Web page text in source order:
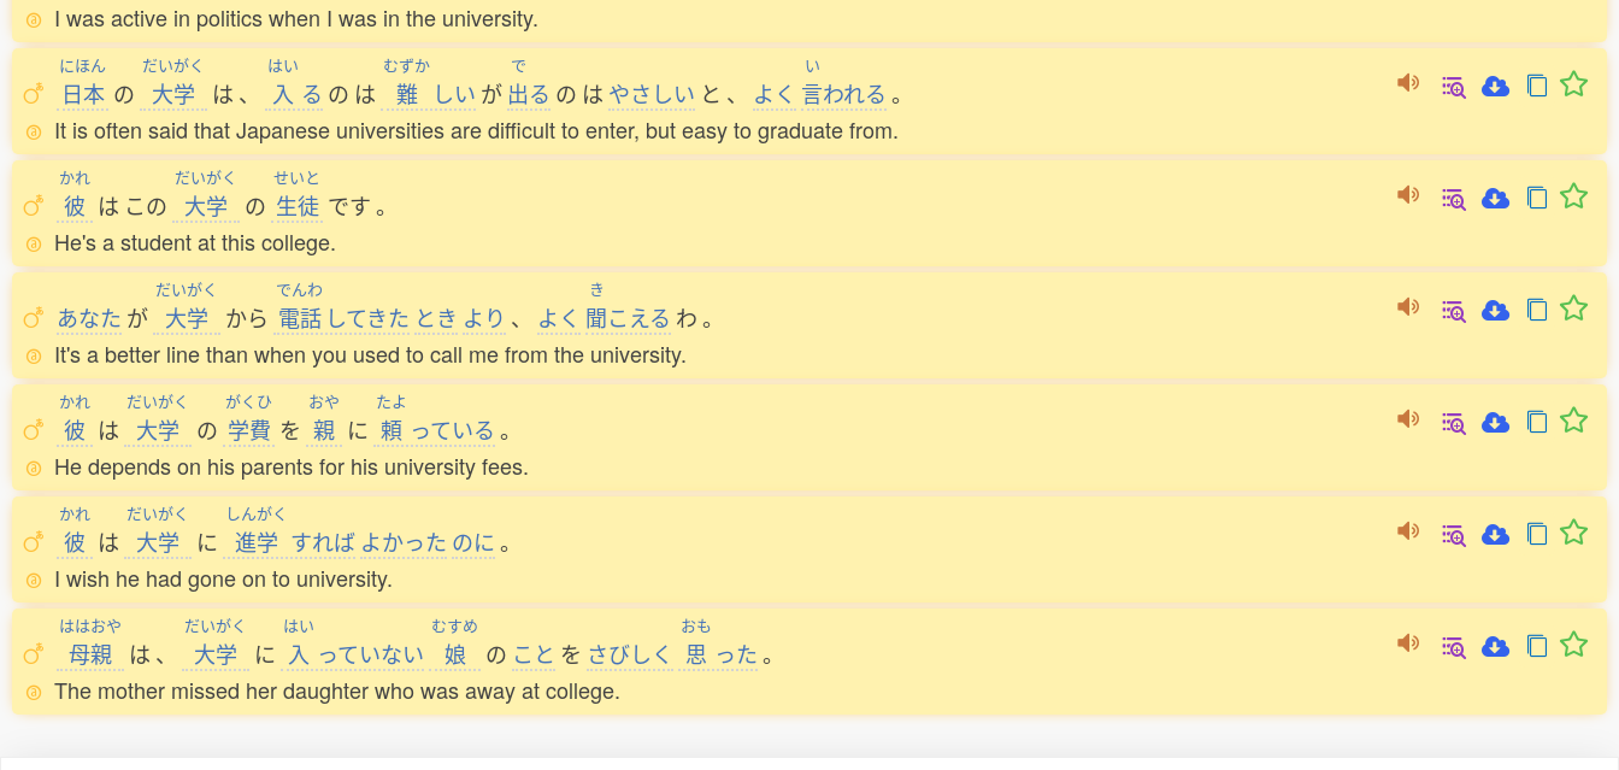
I was active in politics when I was in the university.
にほん
日本 の
だいがく
大学 は 、
はい
入 る の は
むずか
難 しい が
で
出る の は やさしい と 、 よく
い
言われる 。
It is often said that Japanese universities are difficult to enter, but easy to graduate from.
かれ
彼 は この
だいがく
大学 の
せいと
生徒 です。
He's a student at this college.
あなた が
だいがく
大学 から
でんわ
電話 してきた とき より 、 よく
き
聞こえる わ。
It's a better line than when you used to call me from the university.
かれ
彼 は
だいがく
大学 の
がくひ
学費 を
おや
親 に
たよ
頼 っている 。
He depends on his parents for his university fees.
かれ
彼 は
だいがく
大学 に
しんがく
進学 すれば よかった のに。
I wish he had gone on to university.
ははおや
母親 は 、
だいがく
大学 に
はい
入 っていない
むすめ
娘 の こと を さびしく
おも
思 った。
The mother missed her daughter who was away at college.